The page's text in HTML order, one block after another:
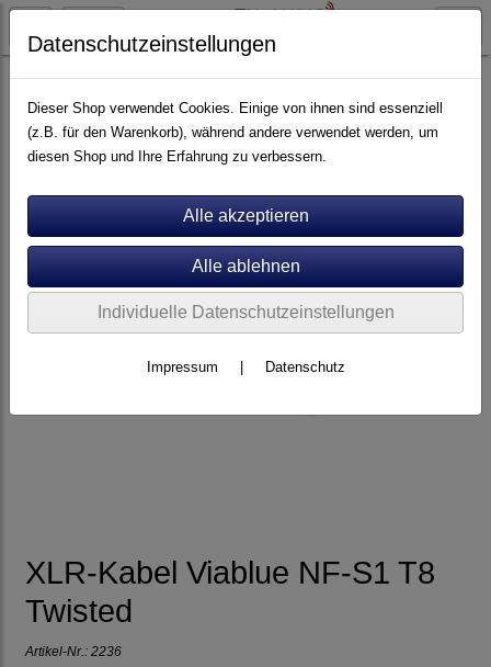
Kabel XLR-Kabel
XLR-Kabel Viablue NF-S1 T8
Twisted
Artikel-Nr.: 2236
Datenschutzeinstellungen
Dieser Shop verwendet Cookies. Einige von ihnen sind essenziell
(z.B. für den Warenkorb), während andere verwendet werden, um
diesen Shop und Ihre Erfahrung zu verbessern.
Individuelle Datenschutzeinstellungen
Impressum Datenschutz